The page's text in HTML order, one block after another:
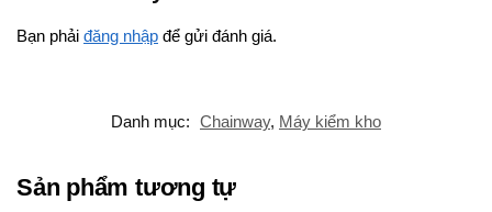
Bạn phải đăng nhập để gửi đánh giá.
Danh mục: Chainway, Máy kiểm kho
Sản phẩm tương tự